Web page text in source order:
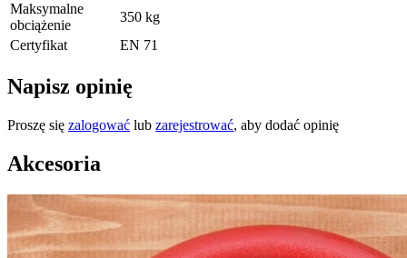
Maksymalne
obciążenie
350 kg
Certyfikat
EN 71
Napisz opinię
Proszę się zalogować lub zarejestrować, aby dodać opinię
Akcesoria